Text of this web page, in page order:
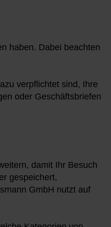
haben. Dabei beachten
verpflichtet sind, Ihre
oder Geschäftsbriefen
damit Ihr Besuch
gespeichert,
GmbH nutzt auf